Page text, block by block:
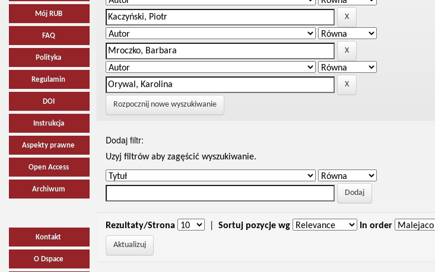
Mój RUB
FAQ
Polityka
Regulamin
DOI
Instrukcja
Aspekty prawne
Open Access
Archiwum
Kontakt
O Dspace
Rozpocznij nowe wyszukiwanie
Dodaj filtr:
Uzyj filtrów aby zagęścić wyszukiwanie.
Rezultaty/Strona Sortuj pozycje wg In order